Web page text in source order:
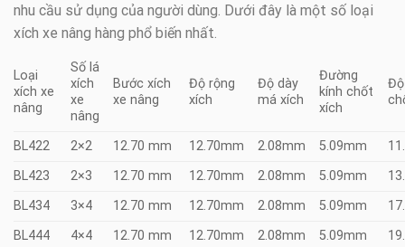
nhu cầu sử dụng của người dùng. Dưới đây là một số loại
xích xe nâng hàng phổ biến nhất.
Loại
xích xe
nâng
Số lá
xích
xe
nâng
Bước xích
xe nâng
Độ rộng
xích
Độ dày
má xích
Đường
kính chốt
xích
BL422 2×2 12.70 mm 12.70mm 2.08mm 5.09mm
BL423
2×3 12.70 mm 12.70mm 2.08mm 5.09mm
BL434
3×4 12.70 mm 12.70mm 2.08mm 5.09mm
BL444
4×4 12.70 mm 12.70mm 2.08mm 5.09mm